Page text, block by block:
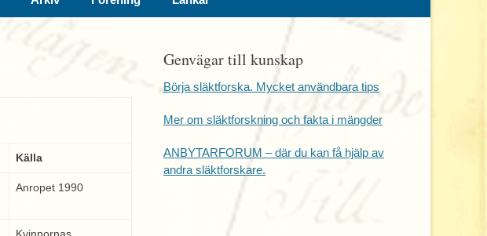
Källa
Anropet 1990
Genvägar till kunskap
Börja släktforska. Mycket användbara tips
Mer om släktforskning och fakta i mängder
ANBYTARFORUM – där du kan få hjälp av
andra släktforskare.